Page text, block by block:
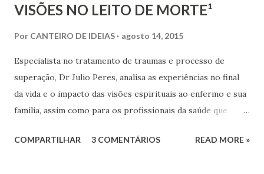
VISÕES NO LEITO DE MORTE¹
Por CANTEIRO DE IDEIAS agosto 14, 2015
Especialista no tratamento de traumas e processo de
superação, Dr Julio Peres, analisa as experiências no final
da vida e o impacto das visões espirituais ao enfermo e sua
família, assim como para os profissionais da saúde que
Peres, pesquisas recentes demonstram que um grande
COMPARTILHAR 3 COMENTÁRIOS READ MORE »